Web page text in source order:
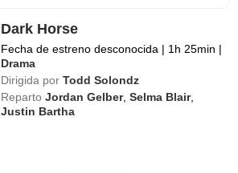
Dark Horse
Fecha de estreno desconocida | 1h 25min |
Drama
Dirigida por Todd Solondz
Reparto Jordan Gelber,Selma Blair,
Justin Bartha